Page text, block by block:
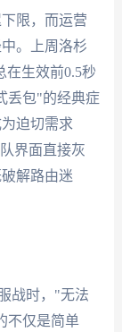
限，而运营
。上周洛杉
在生效前0.5秒
丢包"的经典症
迫切需求
界面直接灰
解路由迷
战时，"无法
不仅是简单